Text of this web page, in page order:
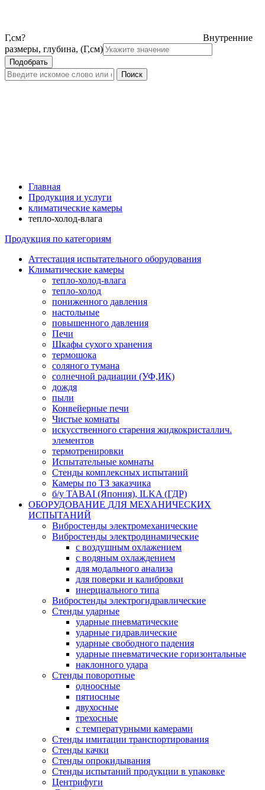
Г,см?
Внутренние
размеры, глубина, (Г,см)
Главная
Продукция и услуги
климатические камеры
тепло-холод-влага
Продукция по категориям
Аттестация испытательного оборудования
Климатические камеры
тепло-холод-влага
тепло-холод
пониженного давления
настольные
повышенного давления
Печи
Шкафы сухого хранения
термошока
соляного тумана
солнечной радиации (УФ,ИК)
дождя
пыли
Конвейерные печи
Чистые комнаты
искусственного старения жидкокристаллич.
элементов
термотренировки
Испытательные комнаты
Стенды комплексных испытаний
Камеры по ТЗ заказчика
б/у TABAI (Япония), ILKA (ГДР)
ОБОРУДОВАНИЕ ДЛЯ МЕХАНИЧЕСКИХ
ИСПЫТАНИЙ
Вибростенды электромеханические
Вибростенды электродинамические
с воздушным охлажением
с водяным охлаждением
для модального анализа
для поверки и калибровки
инерциального типа
Вибростенды электрогидравлические
Стенды ударные
ударные пневматические
ударные гидравлические
ударные свободного падения
ударные пневматические горизонтальные
наклонного удара
Стенды поворотные
одноосные
пятиосные
двухосные
трехосные
с температурными камерами
Стенды имитации транспортирования
Стенды качки
Стенды опрокидывания
Стенды испытаний продукции в упаковке
Центрифуги